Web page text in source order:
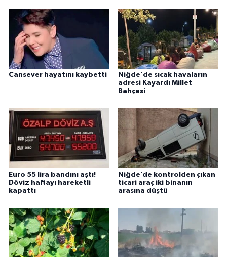
Cansever hayatını kaybetti
Niğde'de sıcak havaların
adresi Kayardı Millet
Bahçesi
Euro 55 lira bandını aştı!
Döviz haftayı hareketli
kapattı
Niğde’de kontrolden çıkan
ticari araç iki binanın
arasına düştü